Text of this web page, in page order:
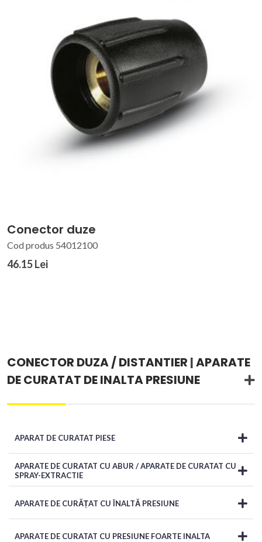
Conector duze
Cod produs 54012100
46.15 Lei
CONECTOR DUZA / DISTANTIER |APARATE
DE CURATAT DE INALTA PRESIUNE
APARAT DE CURATAT PIESE
APARATE DE CURATAT CU ABUR / APARATE DE CURATAT CU
SPRAY-EXTRACTIE
APARATE DE CURĂȚAT CU ÎNALTĂ PRESIUNE
APARATE DE CURATAT CU PRESIUNE FOARTE INALTA